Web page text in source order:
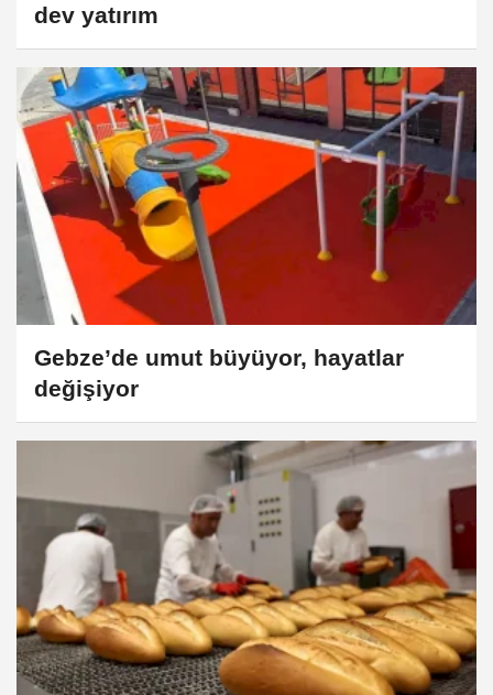
dev yatırım
Gebze’de umut büyüyor, hayatlar
değişiyor